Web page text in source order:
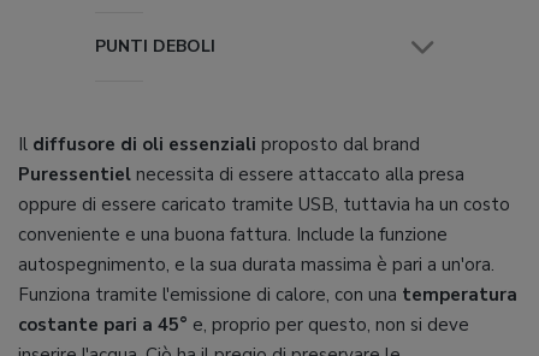
PUNTI DEBOLI
Il diffusore di oli essenziali proposto dal brand
Puressentiel necessita di essere attaccato alla presa
oppure di essere caricato tramite USB, tuttavia ha un costo
conveniente e una buona fattura. Include la funzione
autospegnimento, e la sua durata massima è pari a un'ora.
Funziona tramite l'emissione di calore, con una temperatura
costante pari a 45° e, proprio per questo, non si deve